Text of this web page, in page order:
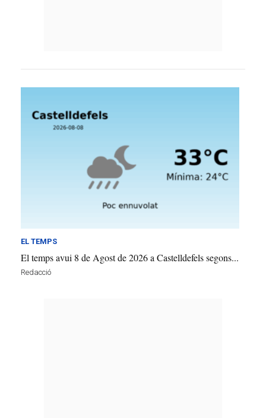
EL TEMPS
El temps avui 8 de Agost de 2026 a Castelldefels segons...
Redacció